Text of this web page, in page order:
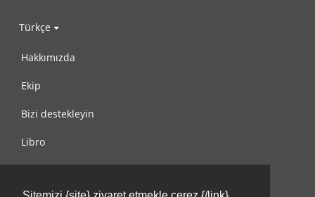
Türkçe
Hakkımızda
Ekip
Bizi destekleyin
Libro